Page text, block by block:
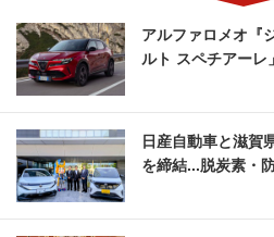
アルファロメオ『
ルト スペチアーレ
日産自動車と滋賀
を締結...脱炭素・